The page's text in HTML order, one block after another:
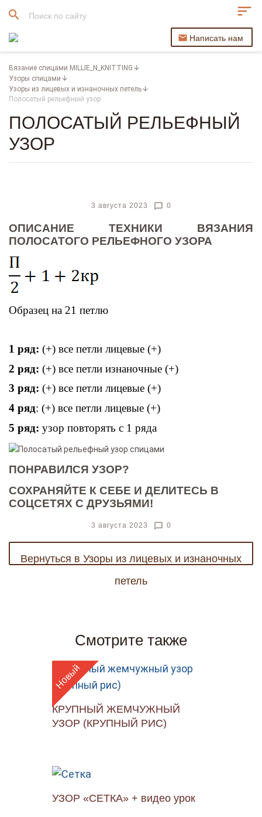
search sort
Написать нам
Вязание спицами MILLIE_N_KNITTING
Узоры спицами
Узоры из лицевых и изнаночных петель
Полосатый рельефный узор
ПОЛОСАТЫЙ РЕЛЬЕФНЫЙ
УЗОР
3 августа 2023 chat_bubble_outline 0
ОПИСАНИЕ ТЕХНИКИ ВЯЗАНИЯ
ПОЛОСАТОГО РЕЛЬЕФНОГО УЗОРА
Образец на 21 петлю
1 ряд: (+) все петли лицевые (+)
2 ряд: (+) все петли изнаночные (+)
3 ряд: (+) все петли лицевые (+)
4 ряд: (+) все петли лицевые (+)
5 ряд: узор повторять с 1 ряда
ПОНРАВИЛСЯ УЗОР?
СОХРАНЯЙТЕ К СЕБЕ И ДЕЛИТЕСЬ В
СОЦСЕТЯХ С ДРУЗЬЯМИ!
3 августа 2023 chat_bubble_outline 0
Вернуться в Узоры из лицевых и изнаночных
петель
Смотрите также
Новый
КРУПНЫЙ ЖЕМЧУЖНЫЙ
УЗОР (КРУПНЫЙ РИС)
УЗОР «СЕТКА» + видео урок